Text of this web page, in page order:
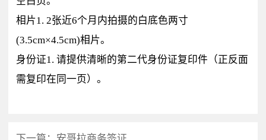
相片1. 2张近6个月内拍摄的白底色两寸
(3.5cm×4.5cm)相片。
身份证1. 请提供清晰的第二代身份证复印件（正反面
需复印在同一页）。